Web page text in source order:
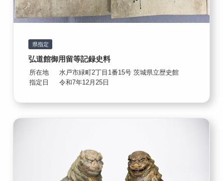
県指定
弘道館御用留等記録史料
所在地
水戸市緑町2丁目1番15号 茨城県立歴史館
指定日
令和7年12月25日